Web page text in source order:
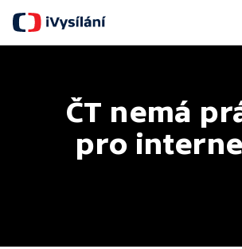
ČT nemá
pro